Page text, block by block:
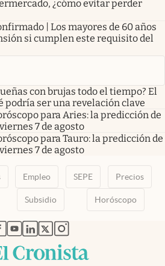
¿cómo evitar perder
| Los mayores de 60 años
si cumplen este requisito del
con brujas todo el tiempo? El
podría ser una revelación clave
para Aries: la predicción de
7 de agosto
para Tauro: la predicción de
7 de agosto
Empleo SEPE Precios
Subsidio Horóscopo
abre en nueva pestaña
abre en nueva pestaña
abre en nueva pestaña
abre en nueva pestaña
abre en nueva pestaña